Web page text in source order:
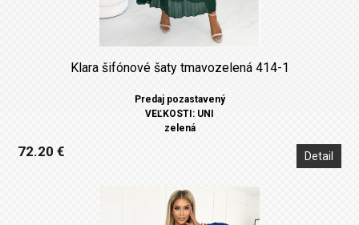
Klara šifónové šaty tmavozelená 414-1
Predaj pozastavený
VEĽKOSTI: UNI
zelená
72.20 € Detail